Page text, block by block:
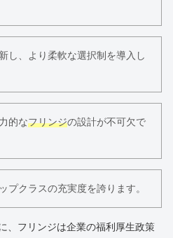
し、より柔軟な選択制を導入し
的なフリンジの設計が不可欠で
プクラスの充実度を誇ります。
、フリンジは企業の福利厚生政策